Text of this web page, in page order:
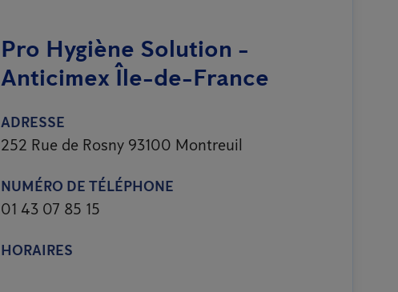
Pro Hygiène Solution -
Anticimex Île-de-France
ADRESSE
252 Rue de Rosny 93100 Montreuil
NUMÉRO DE TÉLÉPHONE
01 43 07 85 15
HORAIRES